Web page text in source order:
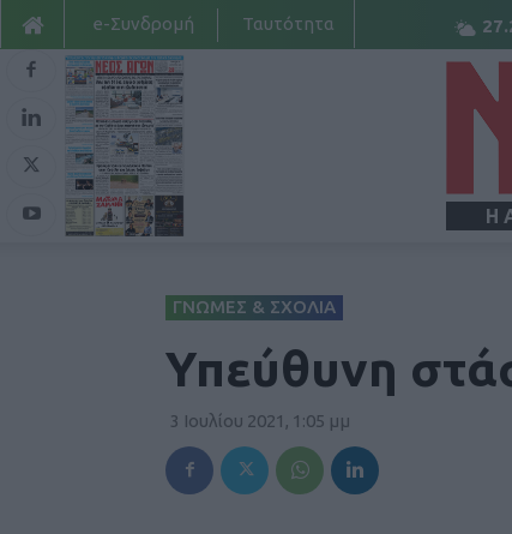
e-Συνδρομή Ταυτότητα
Η
ΓΝΩΜΕΣ & ΣΧΟΛΙΑ
Υπεύθυνη
3 Ιουλίου 2021, 1:05 μμ